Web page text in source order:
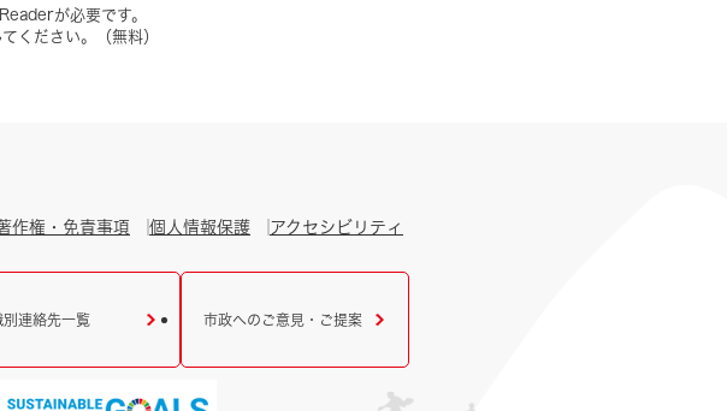
が必要です。
ください。（無料）
作権・免責事項 個人情報保護 アクセシビリティ
別連絡先一覧 市政へのご意見・ご提案